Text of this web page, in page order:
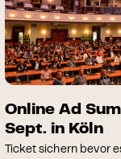
Online Ad
Sept. in Köln
Ticket sichern bevor